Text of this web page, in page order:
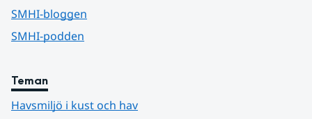
SMHI-bloggen
SMHI-podden
Teman
Havsmiljö i kust och hav